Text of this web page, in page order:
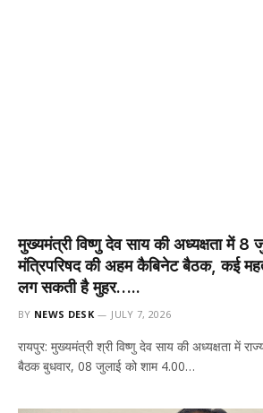
मुख्यमंत्री विष्णु देव साय की अध्यक्षता में 8
मंत्रिपरिषद की अहम कैबिनेट बैठक, कई
लग सकती है मुहर…..
BY NEWS DESK JULY 7, 2026
रायपुर: मुख्यमंत्री श्री विष्णु देव साय की अध्यक्षता में
बैठक बुधवार, 08 जुलाई को शाम 4.00…